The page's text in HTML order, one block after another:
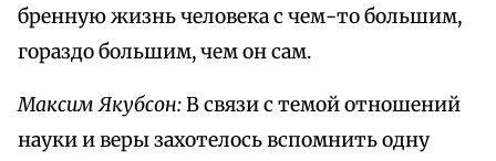
бренную жизнь человека с чем-то большим,
гораздо большим, чем он сам.
Максим Якубсон:В связи с темой отношений
науки и веры захотелось вспомнить одну